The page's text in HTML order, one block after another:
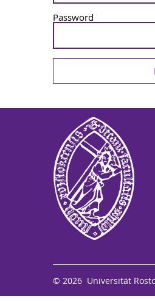
Password
© 2026 Universität